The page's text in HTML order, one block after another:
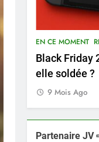
EN CE MOMENT
Black Friday
elle soldée ?
9 Mois Ago
Partenaire JV